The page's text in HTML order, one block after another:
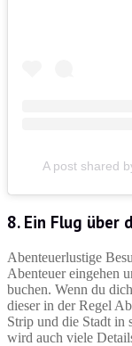
A post shared
8. Ein Flug über
Abenteuerlustige
Abenteuer eingehen
buchen. Wenn du
dieser in der Regel
Strip und die Stadt in
wird auch viele